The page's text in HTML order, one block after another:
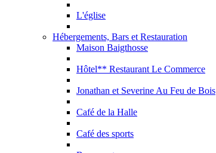
L'église
Hébergements, Bars et Restauration
Maison Baigthosse
Hôtel** Restaurant Le Commerce
Jonathan et Severine Au Feu de Bois
Café de la Halle
Café des sports